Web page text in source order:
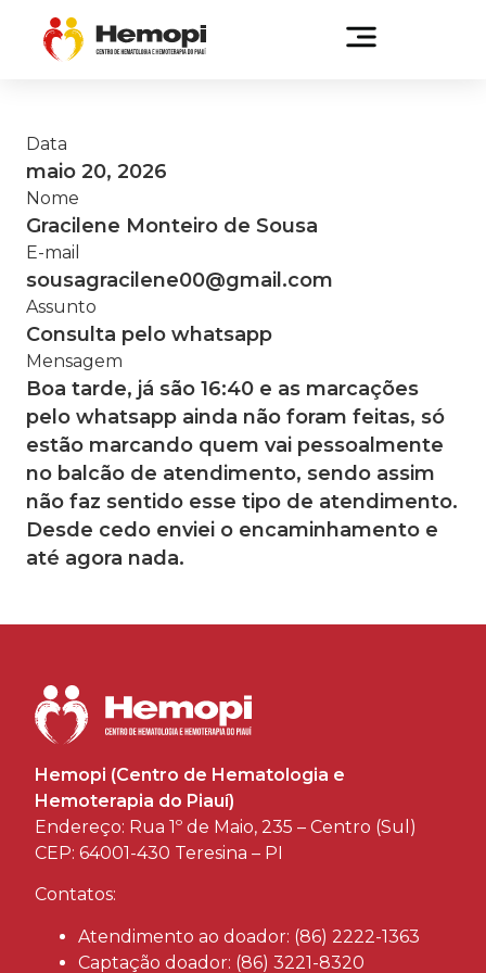
Data
maio 20, 2026
Nome
Gracilene Monteiro de Sousa
E-mail
sousagracilene00@gmail.com
Assunto
Consulta pelo whatsapp
Mensagem
Boa tarde, já são 16:40 e as marcações
pelo whatsapp ainda não foram feitas, só
estão marcando quem vai pessoalmente
no balcão de atendimento, sendo assim
não faz sentido esse tipo de atendimento.
Desde cedo enviei o encaminhamento e
até agora nada.
Hemopi (Centro de Hematologia e
Hemoterapia do Piauí)
Endereço: Rua 1º de Maio, 235 – Centro (Sul)
CEP: 64001-430 Teresina – PI
Contatos:
Atendimento ao doador: (86) 2222-1363
Captação doador: (86) 3221-8320